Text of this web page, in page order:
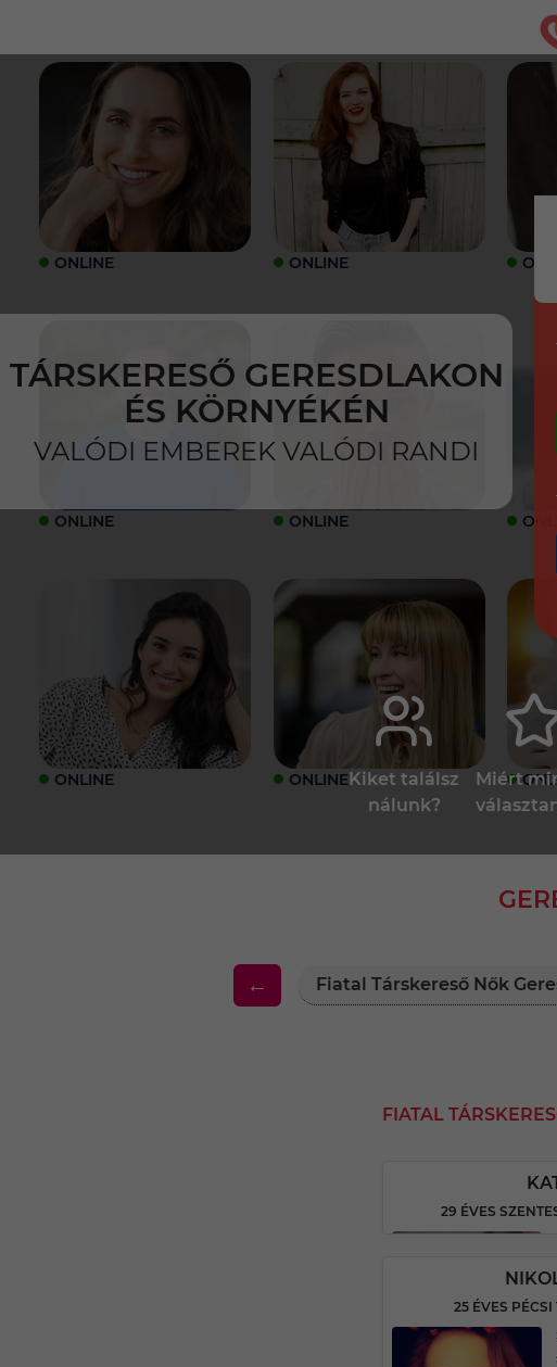
TÁRSKERESŐ GERESDLAKON
ÉS KÖRNYÉKÉN
VALÓDI EMBEREK VALÓDI RANDI
ONLINE ONLINE
ONLINE ONLINE
ONLINE ONLINEKiket találsz
nálunk?
Miért
← Fiatal Társkereső Nők
FIATAL
29 ÉVES
25 ÉVES PÉCSI